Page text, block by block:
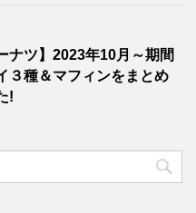
ナツ】2023年10月～期間
３種＆マフィンをまとめ
!